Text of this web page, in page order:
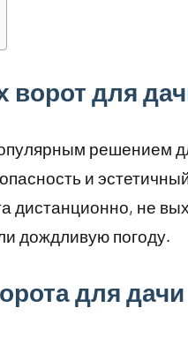
ворот для
решением
и
дистанционно, не
дождливую погоду.
для дачи